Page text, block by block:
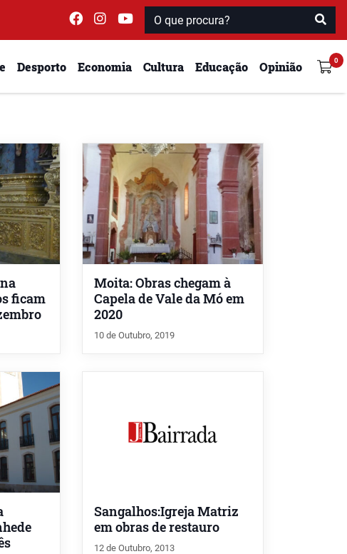
Desporto Economia Cultura Educação Opinião
ficam
Moita: Obras chegam à
Capela de Vale da Mó em
2020
10 de Outubro, 2019
Sangalhos:Igreja Matriz
em obras de restauro
12 de Outubro, 2013